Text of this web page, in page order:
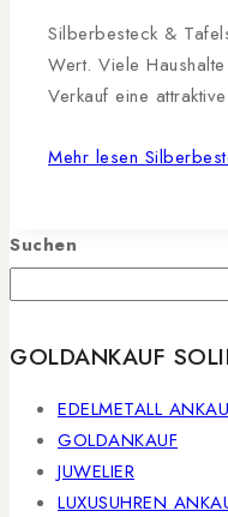
Silberbesteck &
Wert. Viele
Verkauf eine
Mehr lesen
Suchen
GOLDANKAUF
EDELMETALL
GOLDANKAUF
JUWELIER
LUXUSUHREN